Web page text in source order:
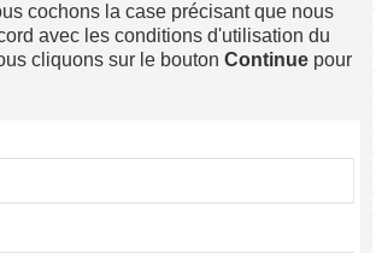
cochons la case précisant que nous
avec les conditions d'utilisation du
cliquons sur le boutonContinue pour